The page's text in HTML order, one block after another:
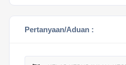
Pertanyaan/Aduan :